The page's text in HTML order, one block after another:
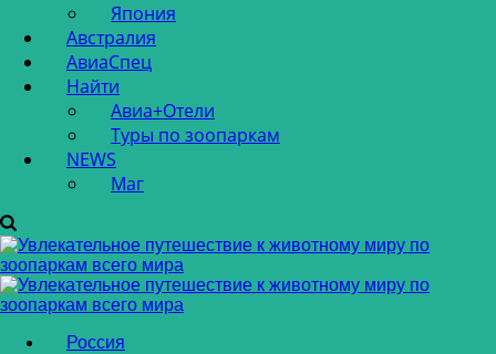
Япония
Австралия
АвиаСпец
Найти
Авиа+Отели
Туры по зоопаркам
NEWS
Маг
Россия